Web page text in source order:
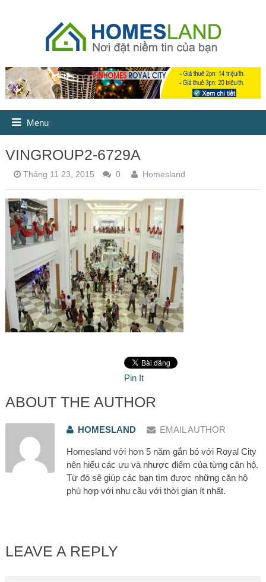
Menu
VINGROUP2-6729A
Tháng 11 23, 2015 0 Homesland
Pin It
ABOUT THE AUTHOR
HOMESLAND EMAIL AUTHOR
Homesland với hơn 5 năm gắn bó với Royal City
nên hiểu các ưu và nhược điểm của từng căn hộ.
Từ đó sẽ giúp các bạn tìm được những căn hộ
phù hợp với nhu cầu với thời gian ít nhất.
LEAVE A REPLY